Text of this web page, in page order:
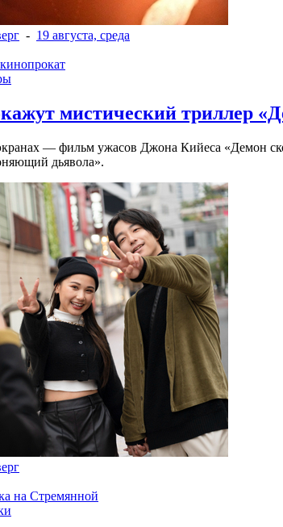
- 19 августа, среда
мистический триллер
— фильм ужасов Джона Кийеса «Демон
дьявола».
на Стремянной